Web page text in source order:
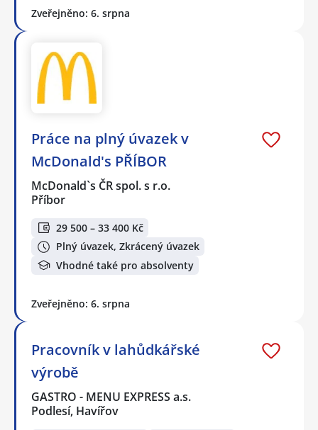
Zveřejněno: 6. srpna
Práce na plný úvazek v
McDonald's PŘÍBOR
McDonald`s ČR spol. s r.o.
Příbor
29 500 – 33 400 Kč
Plný úvazek, Zkrácený úvazek
Vhodné také pro absolventy
Zveřejněno: 6. srpna
Pracovník v lahůdkářské
výrobě
GASTRO - MENU EXPRESS a.s.
Podlesí, Havířov